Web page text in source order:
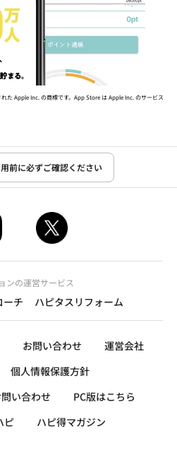
た Apple Inc. の商標です。App Store は Apple Inc. のサービス
前に必ずご確認ください
ンの運営サービス
ーチ ハピタスリフォーム
お問い合わせ
運営会社
個人情報保護方針
い合わせ
PC版はこちら
ピ
ハピ得マガジン